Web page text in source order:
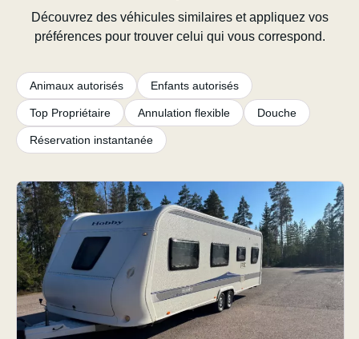
Découvrez des véhicules similaires et appliquez vos
préférences pour trouver celui qui vous correspond.
Animaux autorisés Enfants autorisés
Top Propriétaire Annulation flexible Douche
Réservation instantanée